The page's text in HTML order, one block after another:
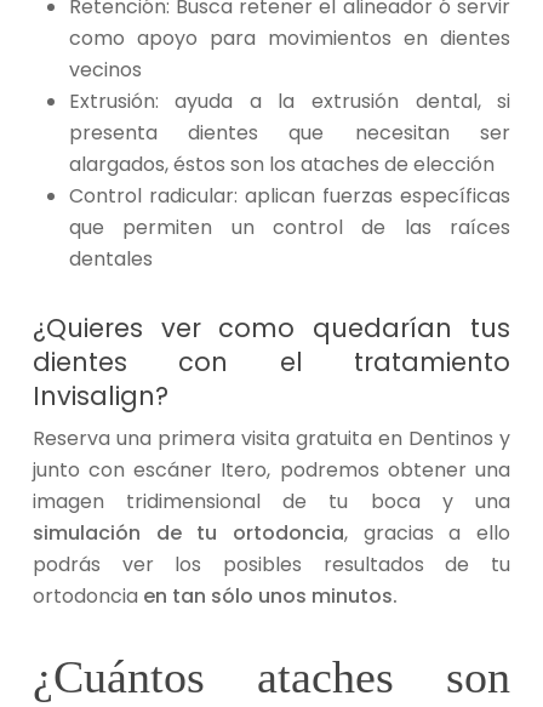
Retención: Busca retener el alineador ó servir
como apoyo para movimientos en dientes
vecinos
Extrusión: ayuda a la extrusión dental, si
presenta dientes que necesitan ser
alargados, éstos son los ataches de elección
Control radicular: aplican fuerzas específicas
que permiten un control de las raíces
dentales
¿Quieres ver como quedarían tus
dientes con el tratamiento
Invisalign?
Reserva una primera visita gratuita en Dentinos y
junto con escáner Itero, podremos obtener una
imagen tridimensional de tu boca y una
simulación de tu ortodoncia, gracias a ello
podrás ver los posibles resultados de tu
ortodoncia en tan sólo unos minutos.
¿Cuántos ataches son